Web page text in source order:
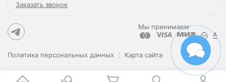
Заказать звонок
Мы принимаем
Политика персональных данных Карта сайта